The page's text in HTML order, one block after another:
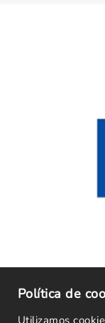
Política de
Utilizamos